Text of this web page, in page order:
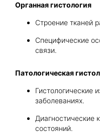
Органная гистология
Строение тканей
Специфические
связи.
Патологическая
Гистологические
заболеваниях.
Диагностические
состояний.